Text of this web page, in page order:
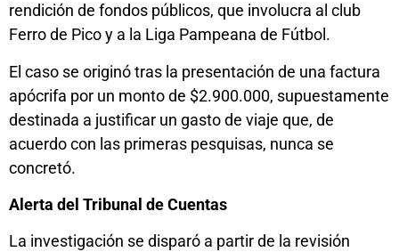
rendición de fondos públicos, que involucra al club
Ferro de Pico y a la Liga Pampeana de Fútbol.
El caso se originó tras la presentación de una factura
apócrifa por un monto de $2.900.000, supuestamente
destinada a justificar un gasto de viaje que, de
acuerdo con las primeras pesquisas, nunca se
concretó.
Alerta del Tribunal de Cuentas
La investigación se disparó a partir de la revisión